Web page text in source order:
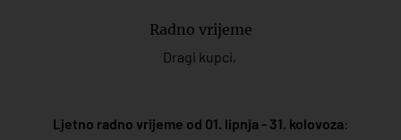
Radno vrijeme
Dragi kupci,
Ljetno radno vrijeme od 01. lipnja - 31. kolovoza: